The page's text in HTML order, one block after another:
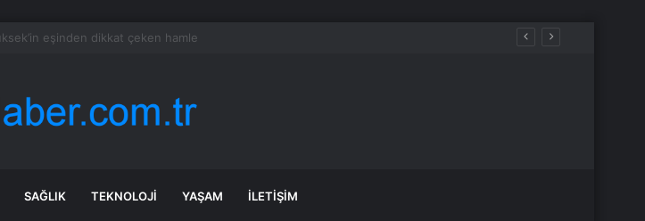
halde bulundu
SAĞLIK TEKNOLOJI YAŞAM İLETIŞIM